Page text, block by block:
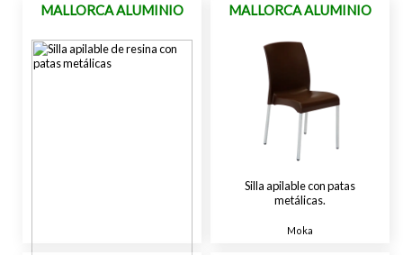
MALLORCA ALUMINIO MALLORCA ALUMINIO
Silla apilable con patas
metálicas.
Moka